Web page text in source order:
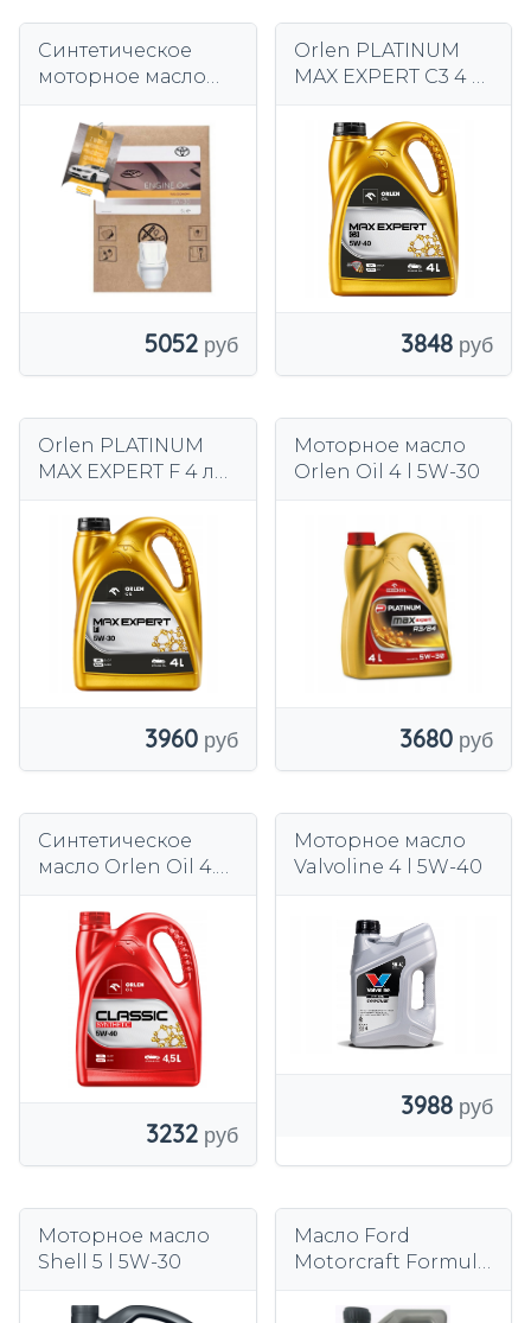
Синтетическое
моторное масло
5052
Orlen PLATINUM
MAX EXPERT C3 4 л
3848
Orlen PLATINUM
MAX EXPERT F 4 л
3960
Моторное масло
Orlen Oil 4 l 5W-30
3680
Синтетическое
масло Orlen Oil 4.5 l
3232
Моторное масло
Valvoline 4 l 5W-40
3988
Моторное масло
Shell 5 l 5W-30
Масло Ford
Motorcraft Formula